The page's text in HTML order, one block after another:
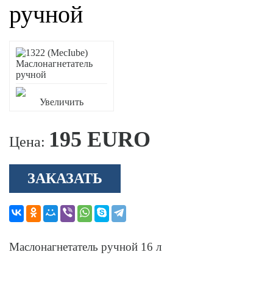
ручной
Увеличить
Цена: 195 EURO
ЗАКАЗАТЬ
Маслонагнетатель ручной 16 л